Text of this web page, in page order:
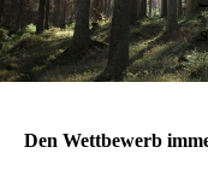
Den Wettbewerb